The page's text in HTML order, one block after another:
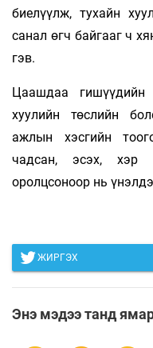
биелүүлж, тухайн
санал өгч байгааг ч
гэв.
Цаашдаа
хуулийн төслийн
ажлын хэсгийн
чадсан, эсэх, хэр
оролцсоноор нь
ЖИРГЭХ
Энэ мэдээ танд